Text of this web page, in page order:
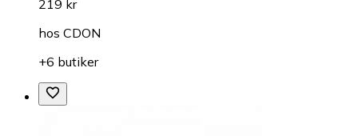
219 kr
hos CDON
+6 butiker